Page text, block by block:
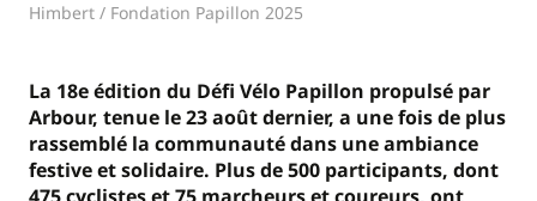
Himbert / Fondation Papillon 2025
La 18e édition du Défi Vélo Papillon propulsé par
Arbour, tenue le 23 août dernier, a une fois de plus
rassemblé la communauté dans une ambiance
festive et solidaire. Plus de 500 participants, dont